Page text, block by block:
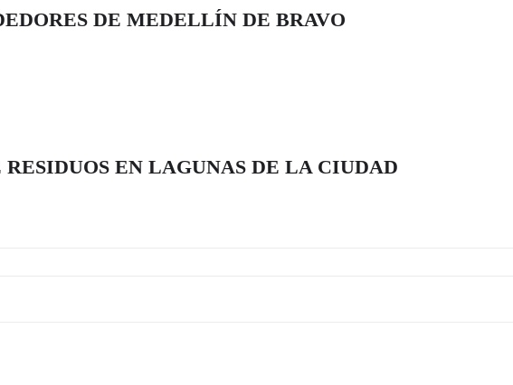
DE MEDELLÍN DE BRAVO
EN LAGUNAS DE LA CIUDAD